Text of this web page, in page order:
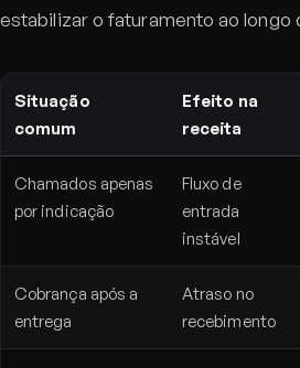
estabilizar o faturamento ao longo
Situação
comum
Efeito na
receita
Chamados apenas
por indicação
Fluxo de
entrada
instável
Cobrança após a
entrega
Atraso no
recebimento